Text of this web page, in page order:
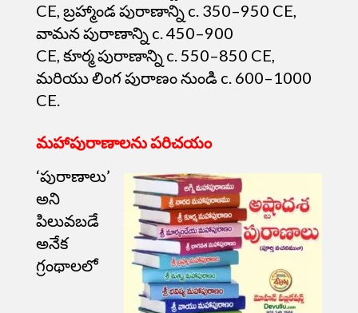
CE, బ్రహ్మాండ పురాణాన్ని c. 350–950 CE,
వామన పురాణాన్ని c. 450–900
CE, కూర్మపురాణాన్ని c. 550–850 CE,
మరియు లింగ పురాణం నుండి c. 600–1000
CE.
మహాపురాణాలను పరిచయం
‘పురాణాలు’
అని
పిలువబడే
అనేక
గ్రంథాలలో